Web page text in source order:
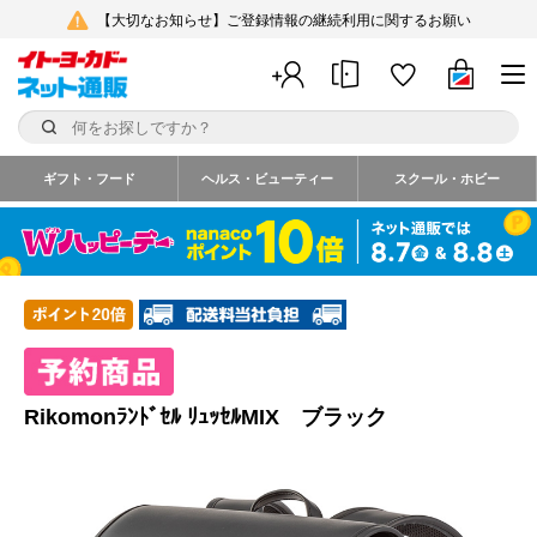
【大切なお知らせ】ご登録情報の継続利用に関するお願い
ギフト・フード ヘルス・ビューティー スクール・ホビー
Rikomonﾗﾝﾄﾞｾﾙ ﾘｭｯｾﾙMIX ブラック